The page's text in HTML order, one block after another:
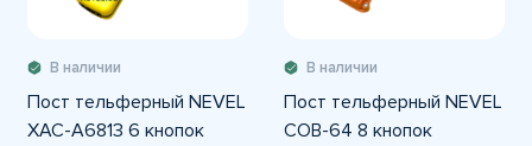
В наличии
Пост тельферный NEVEL
XAC-A6813 6 кнопок
В наличии
Пост тельферный NEVEL
COB-64 8 кнопок